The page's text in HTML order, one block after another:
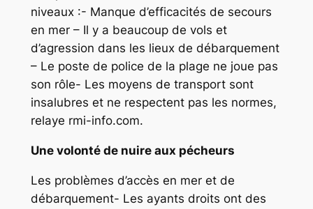
niveaux :- Manque d’efficacités de secours
en mer – Il y a beaucoup de vols et
d’agression dans les lieux de débarquement
– Le poste de police de la plage ne joue pas
son rôle- Les moyens de transport sont
insalubres et ne respectent pas les normes,
relaye rmi-info.com.
Une volonté de nuire aux pécheurs
Les problèmes d’accès en mer et de
débarquement- Les ayants droits ont des